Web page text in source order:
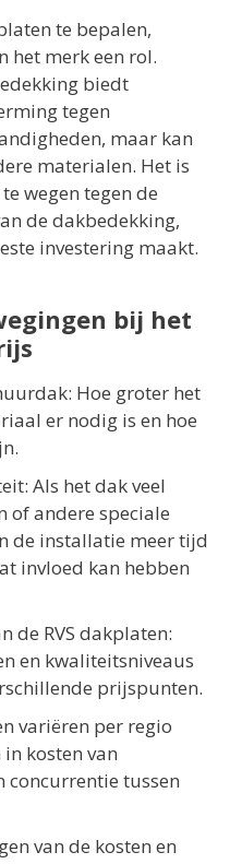
te bepalen,
het merk een rol.
biedt
tegen
maar kan
materialen. Het is
wegen tegen de
de dakbedekking,
investering maakt.
bij het
Hoe groter het
er nodig is en hoe
Als het dak veel
of andere speciale
de installatie meer tijd
invloed kan hebben
de RVS dakplaten:
en kwaliteitsniveaus
prijspunten.
variëren per regio
kosten van
concurrentie tussen
van de kosten en